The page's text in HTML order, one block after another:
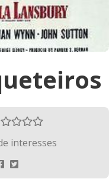
interesses